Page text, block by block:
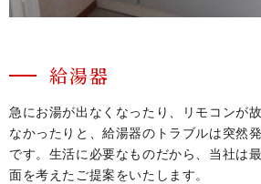
給湯器
急にお湯が出なくなったり、リモコンが
なかったりと、給湯器のトラブルは突然
です。生活に必要なものだから、当社は
面を考えたご提案をいたします。